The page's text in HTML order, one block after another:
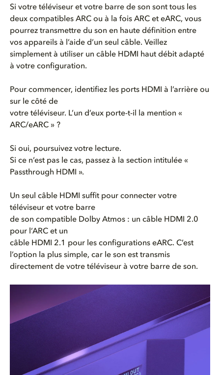
Si votre téléviseur et votre barre de son sont tous les
deux compatibles ARC ou à la fois ARC et eARC, vous
pourrez transmettre du son en haute définition entre
vos appareils à l’aide d’un seul câble. Veillez
simplement à utiliser un câble HDMI haut débit adapté
à votre configuration.
Pour commencer, identifiez les ports HDMI à l’arrière ou
sur le côté de
votre téléviseur. L’un d’eux porte-t-il la mention «
ARC/eARC » ?
Si oui, poursuivez votre lecture.
Si ce n’est pas le cas, passez à la section intitulée «
Passthrough HDMI ».
Un seul câble HDMI suffit pour connecter votre
téléviseur et votre barre
de son compatible Dolby Atmos : un câble HDMI 2.0
pour l’ARC et un
câble HDMI 2.1 pour les configurations eARC. C’est
l’option la plus simple, car le son est transmis
directement de votre téléviseur à votre barre de son.